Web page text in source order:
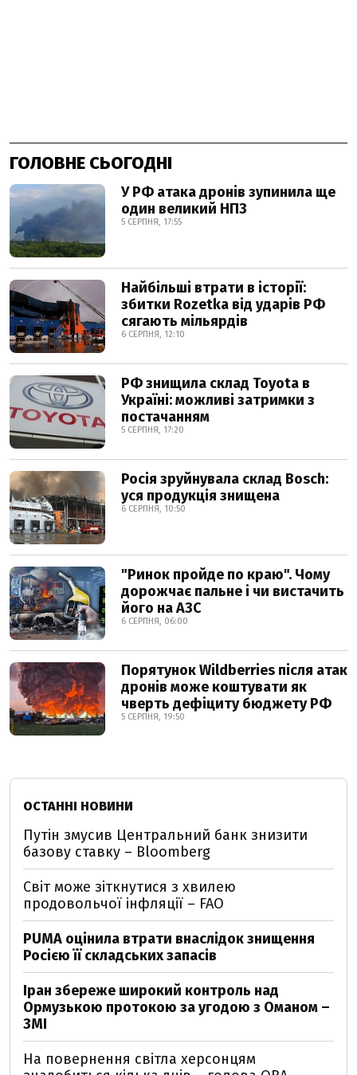
ГОЛОВНЕ СЬОГОДНІ
У РФ атака дронів зупинила ще
один великий НПЗ
5 СЕРПНЯ, 17:55
Найбільші втрати в історії:
збитки Rozetka від ударів РФ
сягають мільярдів
6 СЕРПНЯ, 12:10
РФ знищила склад Toyota в
Україні: можливі затримки з
постачанням
5 СЕРПНЯ, 17:20
Росія зруйнувала склад Bosch:
уся продукція знищена
6 СЕРПНЯ, 10:50
"Ринок пройде по краю". Чому
дорожчає пальне і чи вистачить
його на АЗС
6 СЕРПНЯ, 06:00
Порятунок Wildberries після атак
дронів може коштувати як
чверть дефіциту бюджету РФ
5 СЕРПНЯ, 19:50
ОСТАННІ НОВИНИ
Путін змусив Центральний банк знизити
базову ставку – Bloomberg
Світ може зіткнутися з хвилею
продовольчої інфляції – FAO
PUMA оцінила втрати внаслідок знищення
Росією її складських запасів
Іран збереже широкий контроль над
Ормузькою протокою за угодою з Оманом –
ЗМІ
На повернення світла херсонцям